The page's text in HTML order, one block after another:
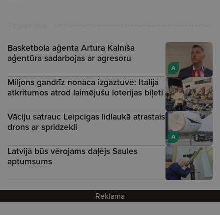
A
Basketbola aģenta Artūra Kalnīša
aģentūra sadarbojas ar agresoru
Miljons gandrīz nonāca izgāztuvē: Itālijā
atkritumos atrod laimējušu loterijas biļeti
A
Vāciju satrauc Leipcigas lidlaukā atrastais
drons ar spridzekli
Latvijā būs vērojams daļējs Saules
aptumsums
Reklāma